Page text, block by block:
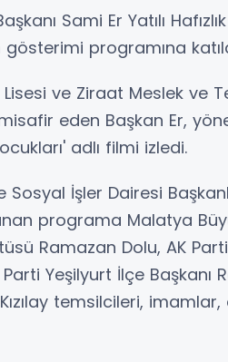
Sami Er Yatılı
programına
ve Ziraat Meslek ve
eden Başkan Er,
adlı filmi izledi.
İşler Dairesi
programa Malatya
Ramazan Dolu, AK
Parti Yeşilyurt İlçe Başkanı
temsilcileri,